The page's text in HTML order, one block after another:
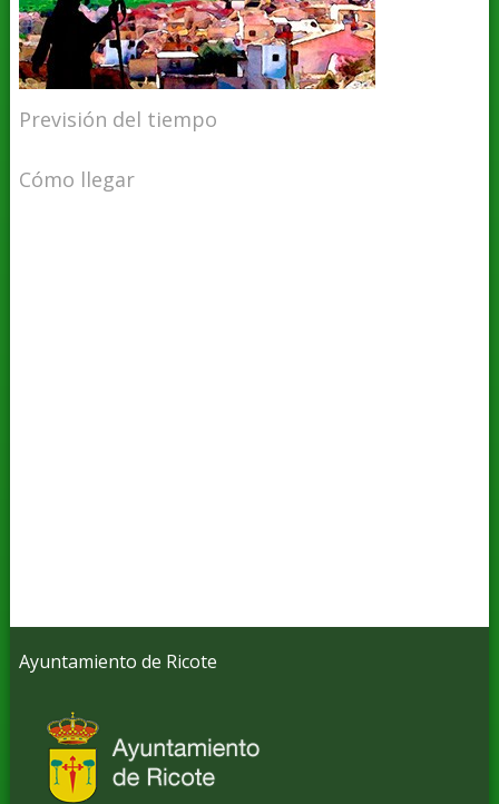
Previsión del tiempo
Cómo llegar
Ayuntamiento de Ricote